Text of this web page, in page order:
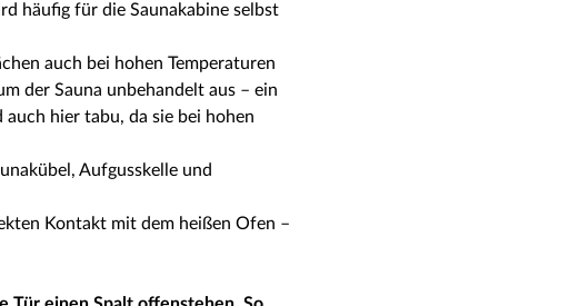
häufig für die Saunakabine selbst
auch bei hohen Temperaturen
der Sauna unbehandelt aus – ein
hier tabu, da sie bei hohen
Aufgusskelle und
Kontakt mit dem heißen Ofen –